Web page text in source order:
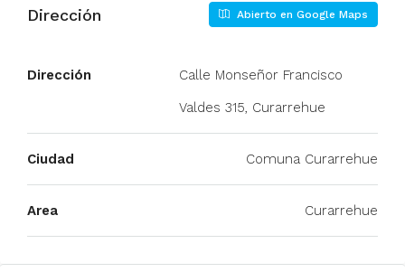
Dirección Abierto en Google Maps
Dirección
Calle Monseñor Francisco
Valdes 315, Curarrehue
Ciudad Comuna Curarrehue
Area Curarrehue